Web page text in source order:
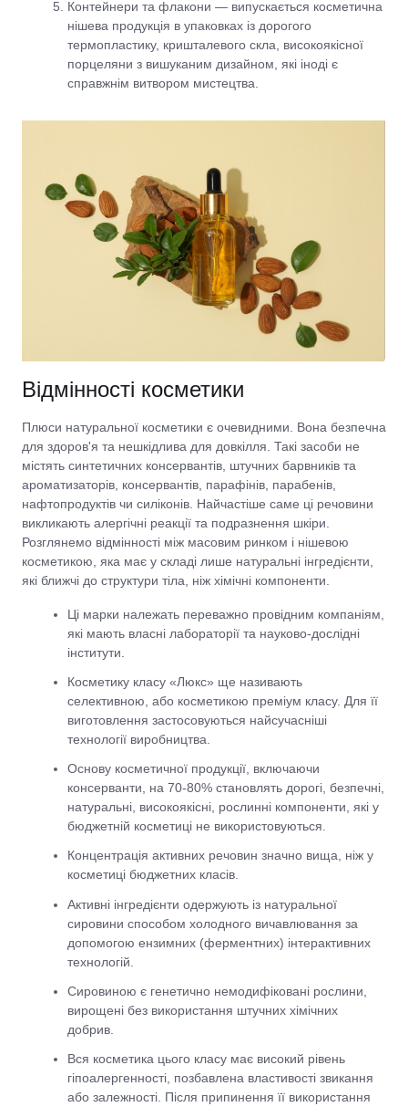
Контейнери та флакони — випускається косметична
нішева продукція в упаковках із дорогого
термопластику, кришталевого скла, високоякісної
порцеляни з вишуканим дизайном, які іноді є
справжнім витвором мистецтва.
Відмінності косметики
Плюси натуральної косметики є очевидними. Вона безпечна
для здоров'я та нешкідлива для довкілля. Такі засоби не
містять синтетичних консервантів, штучних барвників та
ароматизаторів, консервантів, парафінів, парабенів,
нафтопродуктів чи силіконів. Найчастіше саме ці речовини
викликають алергічні реакції та подразнення шкіри.
Розглянемо відмінності між масовим ринком і нішевою
косметикою, яка має у складі лише натуральні інгредієнти,
які ближчі до структури тіла, ніж хімічні компоненти.
Ці марки належать переважно провідним компаніям,
які мають власні лабораторії та науково-дослідні
інститути.
Косметику класу «Люкс» ще називають
селективною, або косметикою преміум класу. Для її
виготовлення застосовуються найсучасніші
технології виробництва.
Основу косметичної продукції, включаючи
консерванти, на 70-80% становлять дорогі, безпечні,
натуральні, високоякісні, рослинні компоненти, які у
бюджетній косметиці не використовуються.
Концентрація активних речовин значно вища, ніж у
косметиці бюджетних класів.
Активні інгредієнти одержують із натуральної
сировини способом холодного вичавлювання за
допомогою ензимних (ферментних) інтерактивних
технологій.
Сировиною є генетично немодифіковані рослини,
вирощені без використання штучних хімічних
добрив.
Вся косметика цього класу має високий рівень
гіпоалергенності, позбавлена властивості звикання
або залежності. Після припинення її використання